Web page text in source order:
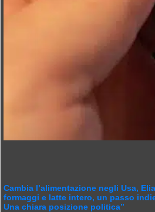
Cambia l’alimentazione negli Usa,
formaggi e latte intero, un passo
Una chiara posizione politica”